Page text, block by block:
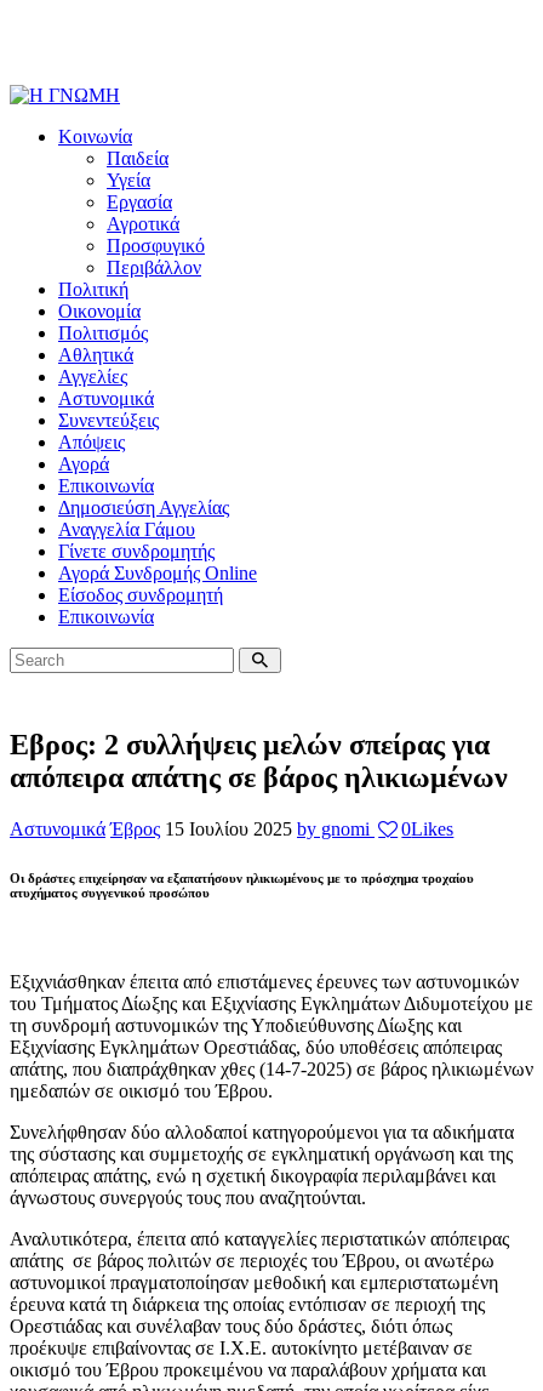
Κοινωνία
Παιδεία
Υγεία
Εργασία
Αγροτικά
Προσφυγικό
Περιβάλλον
Πολιτική
Οικονομία
Πολιτισμός
Αθλητικά
Αγγελίες
Αστυνομικά
Συνεντεύξεις
Απόψεις
Αγορά
Επικοινωνία
Δημοσιεύση Αγγελίας
Αναγγελία Γάμου
Γίνετε συνδρομητής
Αγορά Συνδρομής Online
Είσοδος συνδρομητή
Επικοινωνία
Εβρος: 2 συλλήψεις μελών σπείρας για
απόπειρα απάτης σε βάρος ηλικιωμένων
Αστυνομικά Έβρος 15 Ιουλίου 2025 by gnomi 0Likes
Οι δράστες επιχείρησαν να εξαπατήσουν ηλικιωμένους με το πρόσχημα τροχαίου
ατυχήματος συγγενικού προσώπου
Εξιχνιάσθηκαν έπειτα από επιστάμενες έρευνες των αστυνομικών
του Τμήματος Δίωξης και Εξιχνίασης Εγκλημάτων Διδυμοτείχου με
τη συνδρομή αστυνομικών της Υποδιεύθυνσης Δίωξης και
Εξιχνίασης Εγκλημάτων Ορεστιάδας, δύο υποθέσεις απόπειρας
απάτης, που διαπράχθηκαν χθες (14-7-2025) σε βάρος ηλικιωμένων
ημεδαπών σε οικισμό του Έβρου.
Συνελήφθησαν δύο αλλοδαποί κατηγορούμενοι για τα αδικήματα
της σύστασης και συμμετοχής σε εγκληματική οργάνωση και της
απόπειρας απάτης, ενώ η σχετική δικογραφία περιλαμβάνει και
άγνωστους συνεργούς τους που αναζητούνται.
Αναλυτικότερα, έπειτα από καταγγελίες περιστατικών απόπειρας
απάτης σε βάρος πολιτών σε περιοχές του Έβρου, οι ανωτέρω
αστυνομικοί πραγματοποίησαν μεθοδική και εμπεριστατωμένη
έρευνα κατά τη διάρκεια της οποίας εντόπισαν σε περιοχή της
Ορεστιάδας και συνέλαβαν τους δύο δράστες, διότι όπως
προέκυψε επιβαίνοντας σε Ι.Χ.Ε. αυτοκίνητο μετέβαιναν σε
οικισμό του Έβρου προκειμένου να παραλάβουν χρήματα και